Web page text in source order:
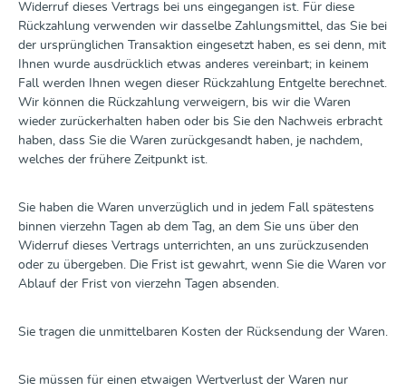
Widerruf dieses Vertrags bei uns eingegangen ist. Für diese
Rückzahlung verwenden wir dasselbe Zahlungsmittel, das Sie bei
der ursprünglichen Transaktion eingesetzt haben, es sei denn, mit
Ihnen wurde ausdrücklich etwas anderes vereinbart; in keinem
Fall werden Ihnen wegen dieser Rückzahlung Entgelte berechnet.
Wir können die Rückzahlung verweigern, bis wir die Waren
wieder zurückerhalten haben oder bis Sie den Nachweis erbracht
haben, dass Sie die Waren zurückgesandt haben, je nachdem,
welches der frühere Zeitpunkt ist.
Sie haben die Waren unverzüglich und in jedem Fall spätestens
binnen vierzehn Tagen ab dem Tag, an dem Sie uns über den
Widerruf dieses Vertrags unterrichten, an uns zurückzusenden
oder zu übergeben. Die Frist ist gewahrt, wenn Sie die Waren vor
Ablauf der Frist von vierzehn Tagen absenden.
Sie tragen die unmittelbaren Kosten der Rücksendung der Waren.
Sie müssen für einen etwaigen Wertverlust der Waren nur